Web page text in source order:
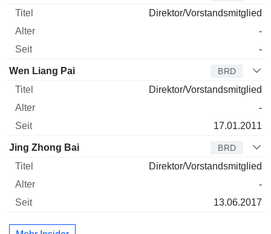
Direktor/Vorstandsmitglied
-
-
Wen Liang Pai BRD
Direktor/Vorstandsmitglied
-
17.01.2011
Jing Zhong Bai BRD
Direktor/Vorstandsmitglied
-
13.06.2017